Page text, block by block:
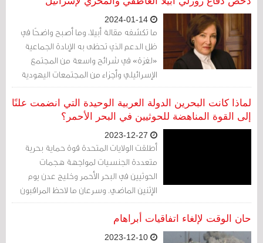
ما تكشفه مقالة أبيلا، وما أصبح واضحًا في
ظل الدعم الذي تحظى به الإبادة الجماعية
«لغزة» في شرائح واسعة من المجتمع
الإسرائيلي وأجزاء من المجتمعات اليهودية
خارج اسرائيل، هو أن كونك من نسل الناجين
من جريمة الإبادة الجماعية لا يضمن لسوء
الحظ معارضتك لها عند وقوعها على ضحايا
آخرين في المستقبل
لماذا كانت البحرين الدولة العربية الوحيدة التي انضمت علنًا
إلى القوة المناهضة للحوثيين في البحر الأحمر؟
أطلقت الولايات المتحدة قوة حماية بحرية
متعددة الجنسيات لمواجهة هجمات
الحوثيين في البحر الأحمر وخليج عدن يوم
الإثنين الماضي. وسرعان ما لاحظ المراقبون
أنها أنها تضم فقط دولة واحدة فقط من
الشرق الأوسط، وهي البحرين.حان الوقت لإلغاء اتفاقيات أبراهام